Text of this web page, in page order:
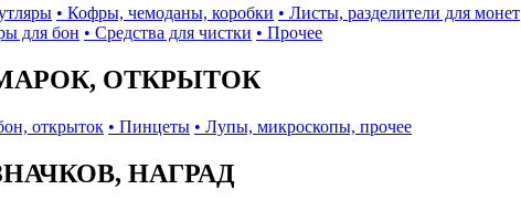
• Кофры, чемоданы, коробки • Листы, разделители для монет
для бон • Средства для чистки • Прочее
ОТКРЫТОК
открыток • Пинцеты • Лупы, микроскопы, прочее
НАГРАД